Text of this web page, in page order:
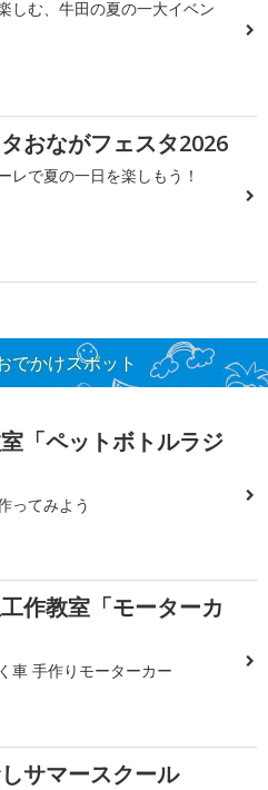
しむ、牛田の夏の一大イベン
おながフェスタ2026
レで夏の一日を楽しもう！
でかけスポット
「ペットボトルラジ
ってみよう
作教室「モーターカ
車 手作りモーターカー
サマースクール